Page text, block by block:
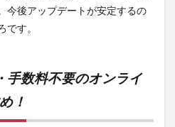
今後アップデートが安定するの
す。
手数料不要のオンライ
！